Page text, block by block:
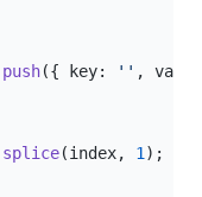
push({ key: '' ,
splice(index, 1 );